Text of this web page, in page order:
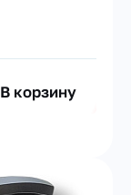
В корзину